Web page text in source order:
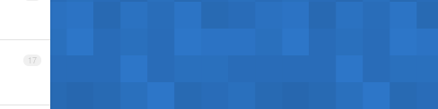
17